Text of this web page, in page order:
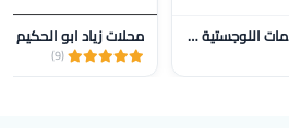
مؤسسة اللمسة المثالية للخدمات اللوجستية للنقل محلات زياد ابو الحكيم
(9)